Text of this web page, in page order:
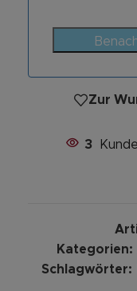
Zur
3
Kategorien:
Schlagwörter: